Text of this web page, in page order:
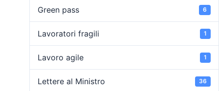
Green pass 6
Lavoratori fragili 1
Lavoro agile 1
Lettere al Ministro 36